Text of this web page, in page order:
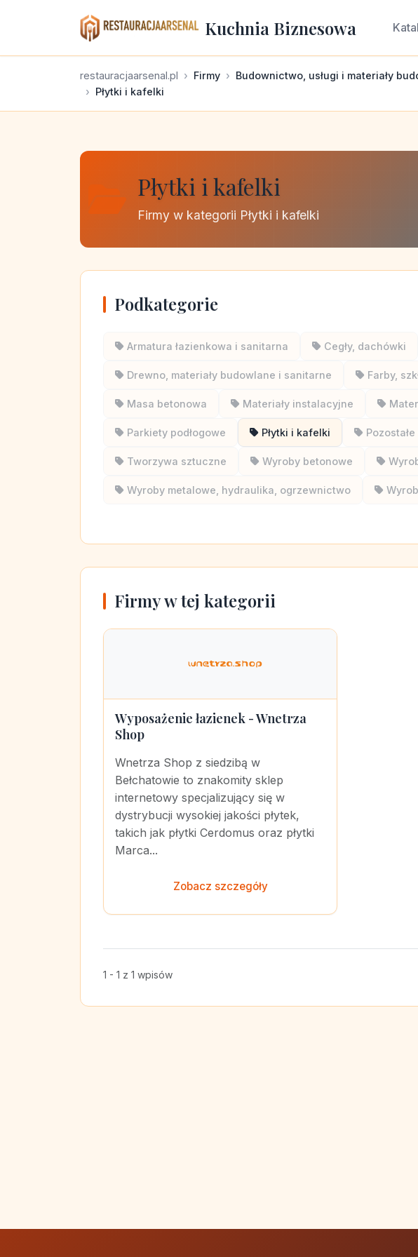
Kuchnia Biznesowa
restauracjaarsenal.pl Firmy Budownictwo, usługi i materiały
Płytki i kafelki
Płytki i kafelki
Firmy w kategorii Płytki i kafelki
Podkategorie
Armatura łazienkowa i sanitarna Cegły, dachówki
Drewno, materiały budowlane i sanitarne Farby,
Masa betonowa Materiały instalacyjne
Parkiety podłogowe Płytki i kafelki
Tworzywa sztuczne Wyroby betonowe
Wyroby metalowe, hydraulika, ogrzewnictwo
Firmy w tej kategorii
Wyposażenie łazienek - Wnetrza
Shop
Wnetrza Shop z siedzibą w
Bełchatowie to znakomity sklep
internetowy specjalizujący się w
dystrybucji wysokiej jakości płytek,
takich jak płytki Cerdomus oraz płytki
Marca...
Zobacz szczegóły
1 - 1 z 1 wpisów